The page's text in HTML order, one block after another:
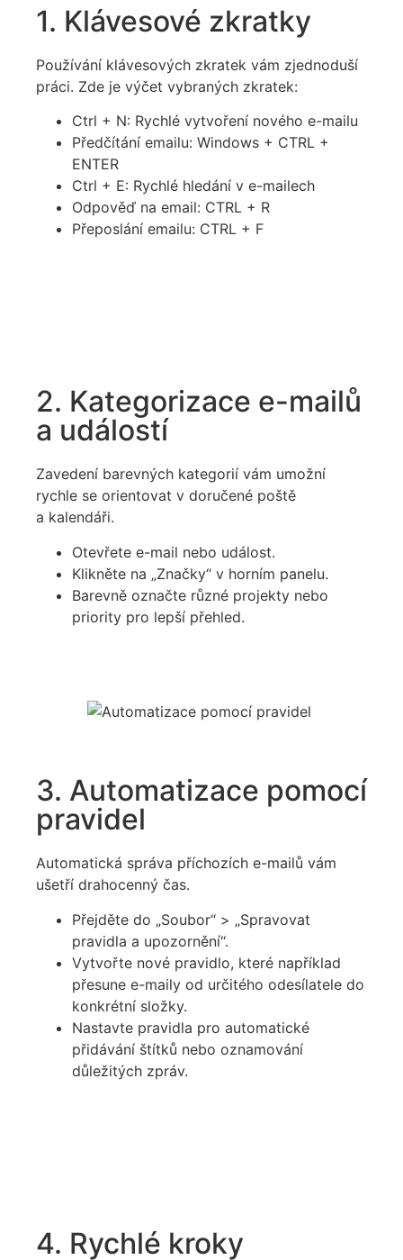
1. Klávesové zkratky
Používání klávesových zkratek vám zjednoduší
práci. Zde je výčet vybraných zkratek:
Ctrl + N: Rychlé vytvoření nového e-mailu
Předčítání emailu: Windows + CTRL +
ENTER
Ctrl + E: Rychlé hledání v e-mailech
Odpověď na email: CTRL + R
Přeposlání emailu: CTRL + F
2. Kategorizace e-mailů
a událostí
Zavedení barevných kategorií vám umožní
rychle se orientovat v doručené poště
a kalendáři.
Otevřete e-mail nebo událost.
Klikněte na „Značky“ v horním panelu.
Barevně označte různé projekty nebo
priority pro lepší přehled.
3. Automatizace pomocí
pravidel
Automatická správa příchozích e-mailů vám
ušetří drahocenný čas.
Přejděte do „Soubor“ > „Spravovat
pravidla a upozornění“.
Vytvořte nové pravidlo, které například
přesune e-maily od určitého odesílatele do
konkrétní složky.
Nastavte pravidla pro automatické
přidávání štítků nebo oznamování
důležitých zpráv.
4. Rychlé kroky